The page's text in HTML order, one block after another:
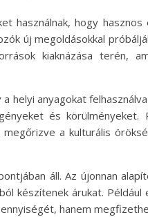
használnak, hogy
új megoldásokkal
kiaknázása terén,
helyi anyagokat
és
a kulturális
áll. Az újonnan
készítenek árukat.
hanem